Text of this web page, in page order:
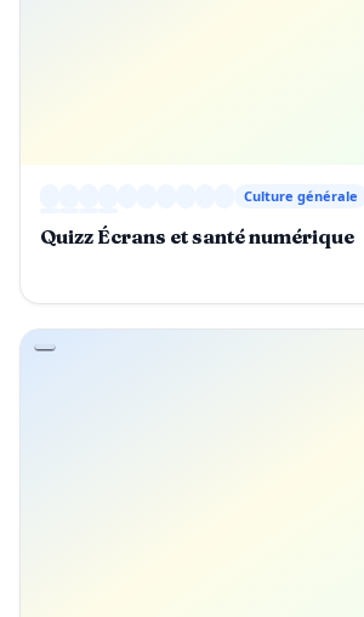
Culture générale
Quizz Écrans et santé numérique